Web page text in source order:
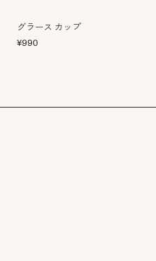
グラース カップ
¥990